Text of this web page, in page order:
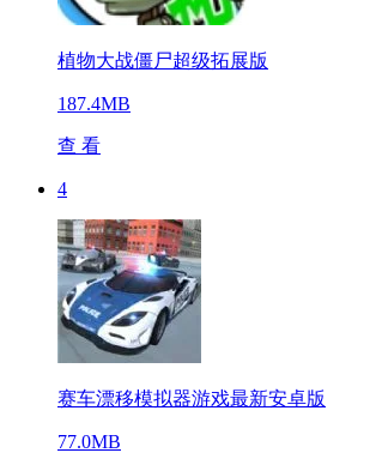
植物大战僵尸超级拓展版
187.4MB
查 看
4
赛车漂移模拟器游戏最新安卓版
77.0MB